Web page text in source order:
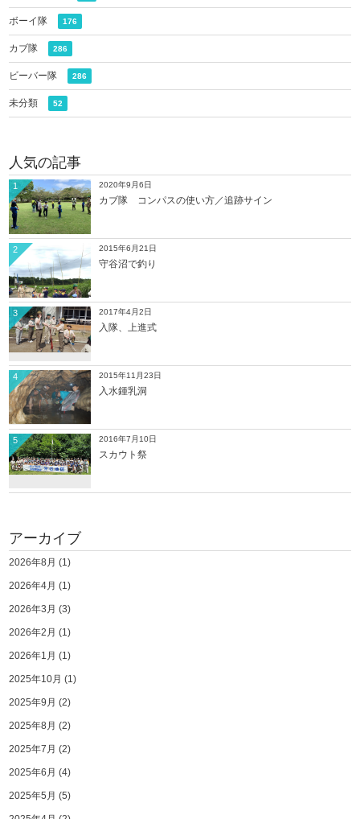
ボーイ隊 176
カブ隊 286
ビーバー隊 286
未分類 52
人気の記事
2020年9月6日
カブ隊 コンパスの使い方／追跡サイン
1
2015年6月21日
守谷沼で釣り
2
2017年4月2日
入隊、上進式
3
2015年11月23日
入水鍾乳洞
4
2016年7月10日
スカウト祭
5
アーカイブ
2026年8月 (1)
2026年4月 (1)
2026年3月 (3)
2026年2月 (1)
2026年1月 (1)
2025年10月 (1)
2025年9月 (2)
2025年8月 (2)
2025年7月 (2)
2025年6月 (4)
2025年5月 (5)